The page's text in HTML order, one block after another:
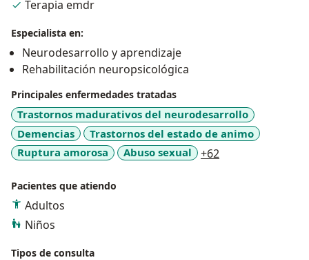
Terapia emdr
Especialista en:
Neurodesarrollo y aprendizaje
Rehabilitación neuropsicológica
Principales enfermedades tratadas
Trastornos madurativos del neurodesarrollo
Demencias
Trastornos del estado de animo
Ruptura amorosa
Abuso sexual +62
Pacientes que atiendo
Adultos
Niños
Tipos de consulta